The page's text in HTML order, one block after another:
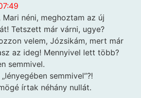
Mari néni, meghoztam az új
Tetszett már várni, ugye?
velem, Józsikám, mert már
az ideg! Mennyivel lett több?
semmivel.
semmivel”?!
írtak néhány nullát.